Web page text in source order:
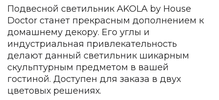
Дизайнерские кальяны
Подбор, производство и комплектация по вашему
Сантехника и инженерия
Дизайнерские ванны
Подбор, производство и комплектация по вашему
Отделка и ремонт
Подвесной светильник AKOLA by House
Doctor станет прекрасным дополнением к
домашнему декору. Его углы и
индустриальная привлекательность
делают данный светильник шикарным
скульптурным предметом в вашей
гостиной. Доступен для заказа в двух
цветовых решениях.